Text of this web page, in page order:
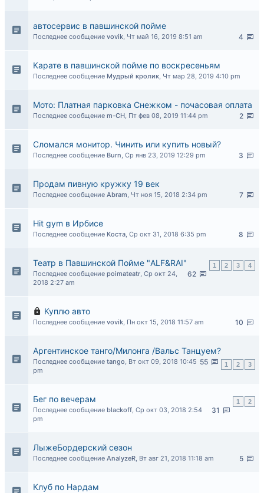
автосервис в павшинской пойме
4
Последнее сообщение vovik, Чт май 16, 2019 8:51 am
Карате в павшинской пойме по воскресеньям
Последнее сообщение Мудрый кролик, Чт мар 28, 2019 4:10 pm
Мото: Платная парковка Снежком - почасовая оплата
2
Последнее сообщение m-CH, Пт фев 08, 2019 11:44 pm
Сломался монитор. Чинить или купить новый?
3
Последнее сообщение Burn, Ср янв 23, 2019 12:29 pm
Продам пивную кружку 19 век
7
Последнее сообщение Abram, Чт ноя 15, 2018 2:34 pm
Hit gym в Ирбисе
8
Последнее сообщение Коста, Ср окт 31, 2018 6:35 pm
Театр в Павшинской Пойме "ALF&RAI" 1 2 3 4
62
Последнее сообщение poimateatr, Ср окт 24,
2018 2:27 am
Куплю авто
10
Последнее сообщение vovik, Пн окт 15, 2018 11:57 am
Аргентинское танго/Милонга /Вальс Танцуем?
1 2 3
55
Последнее сообщение tango, Вт окт 09, 2018 10:45
pm
Бег по вечерам 1 2
31
Последнее сообщение blackoff, Ср окт 03, 2018 2:54
pm
ЛыжеБордерский сезон
5
Последнее сообщение AnalyzeR, Вт авг 21, 2018 11:18 am
Клуб по Нардам